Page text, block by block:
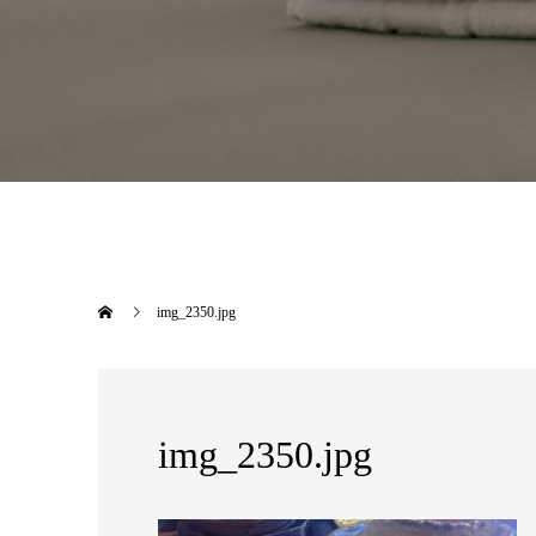
img_2350.jpg
img_2350.jpg